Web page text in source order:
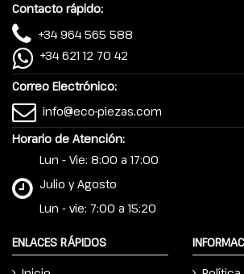
Contacto rápido:
+34 964 565 588
+34 621 12 70 42
Correo Electrónico:
info@eco-piezas.com
Horario de Atención:
Lun - Vie: 8:00 a 17:00
Julio y Agosto
Lun - vie: 7:00 a 15:20
ENLACES RÁPIDOS